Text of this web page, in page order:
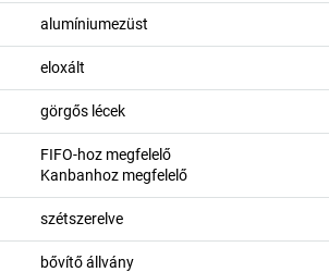
alumíniumezüst
eloxált
görgős lécek
FIFO-hoz megfelelő
Kanbanhoz megfelelő
szétszerelve
bővítő állvány